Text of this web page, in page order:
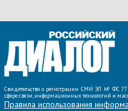
Свидетельство о регистрации СМИ ЭЛ № ФС
сфере связи, информационных технологий и
Правила использования